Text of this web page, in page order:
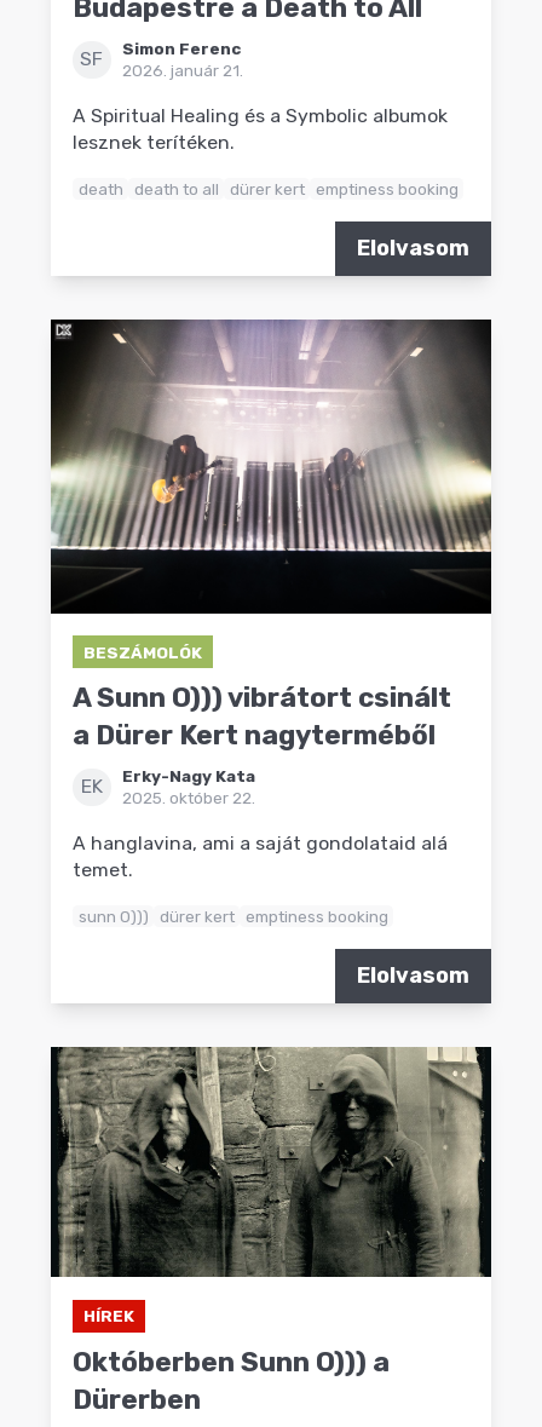
Budapestre a Death to All
SF
Simon Ferenc
2026. január 21.
A Spiritual Healing és a Symbolic albumok
lesznek terítéken.
death death to all dürer kert emptiness booking
Elolvasom
BESZÁMOLÓK
A Sunn O))) vibrátort csinált
a Dürer Kert nagyterméből
EK
Erky-Nagy Kata
2025. október 22.
A hanglavina, ami a saját gondolataid alá
temet.
sunn 0))) dürer kert emptiness booking
Elolvasom
HÍREK
Októberben Sunn O))) a
Dürerben